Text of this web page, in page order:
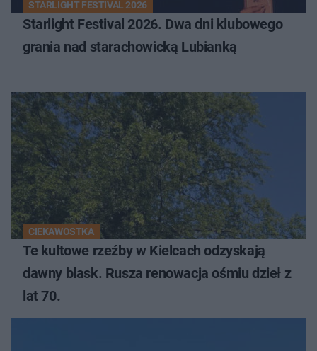
STARLIGHT FESTIVAL 2026
Starlight Festival 2026. Dwa dni klubowego
grania nad starachowicką Lubianką
CIEKAWOSTKA
Te kultowe rzeźby w Kielcach odzyskają
dawny blask. Rusza renowacja ośmiu dzieł z
lat 70.